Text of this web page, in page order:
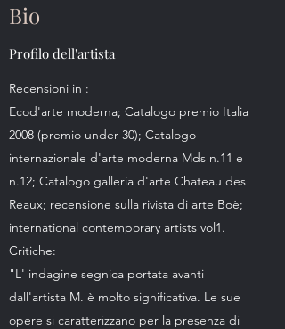
Bio
Profilo dell'artista
Recensioni in :
Ecod'arte moderna; Catalogo premio Italia
2008 (premio under 30); Catalogo
internazionale d'arte moderna Mds n.11 e
n.12; Catalogo galleria d'arte Chateau des
Reaux; recensione sulla rivista di arte Boè;
international contemporary artists vol1.
Critiche:
"L' indagine segnica portata avanti
dall'artista M. è molto significativa. Le sue
opere si caratterizzano per la presenza di